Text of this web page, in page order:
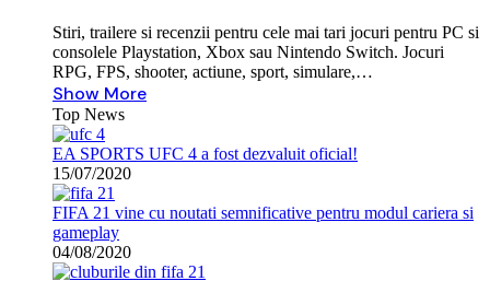
Stiri, trailere si recenzii pentru cele mai tari jocuri pentru PC si
consolele Playstation, Xbox sau Nintendo Switch. Jocuri
RPG, FPS, shooter, actiune, sport, simulare,…
Show More
Top News
EA SPORTS UFC 4 a fost dezvaluit oficial!
15/07/2020
FIFA 21 vine cu noutati semnificative pentru modul cariera si
gameplay
04/08/2020